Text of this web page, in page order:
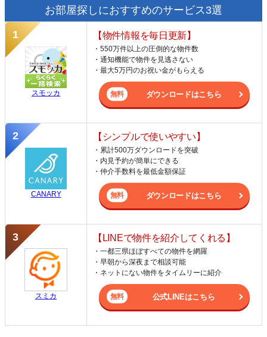
お部屋探しにおすすめのサービス3選
スモッカ
【物件情報を毎日更新】
・550万件以上の圧倒的な物件数
・通知機能で物件を見逃さない
・最大5万円のお祝い金がもらえる
ダウンロードはこちら
CANARY
【シンプルで使いやすい】
・累計500万ダウンロードを突破
・内見予約が簡単にできる
・仲介手数料を最低金額保証
ダウンロードはこちら
スミカ
【LINEで物件を紹介してくれる】
・一都三県ほぼすべての物件を網羅
・早朝から深夜まで相談可能
・ネットにない物件をタイムリーに紹介
公式LINEはこちら